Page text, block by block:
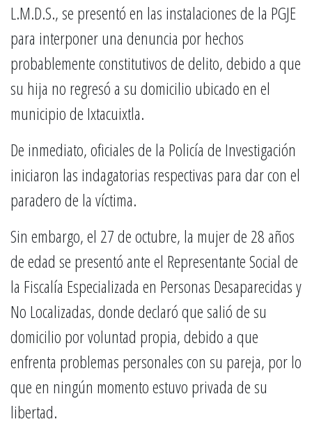
L.M.D.S., se presentó en las instalaciones de la PGJE
para interponer una denuncia por hechos
probablemente constitutivos de delito, debido a que
su hija no regresó a su domicilio ubicado en el
municipio de Ixtacuixtla.
De inmediato, oficiales de la Policía de Investigación
iniciaron las indagatorias respectivas para dar con el
paradero de la víctima.
Sin embargo, el 27 de octubre, la mujer de 28 años
de edad se presentó ante el Representante Social de
la Fiscalía Especializada en Personas Desaparecidas y
No Localizadas, donde declaró que salió de su
domicilio por voluntad propia, debido a que
enfrenta problemas personales con su pareja, por lo
que en ningún momento estuvo privada de su
libertad.